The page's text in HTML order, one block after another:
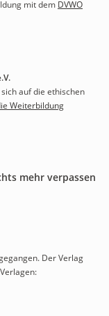
mit dem DVWO
auf die ethischen
Weiterbildung
mehr verpassen
Der Verlag